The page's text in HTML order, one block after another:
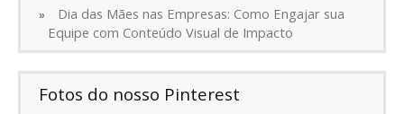
Dia das Mães nas Empresas: Como Engajar sua
Equipe com Conteúdo Visual de Impacto
Fotos do nosso Pinterest